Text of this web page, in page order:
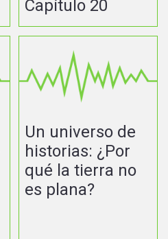
Capítulo 20
Un universo de
historias: ¿Por
qué la tierra no
es plana?